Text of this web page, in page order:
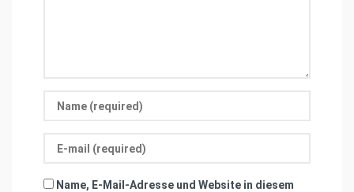
Name, E-Mail-Adresse und Website in diesem